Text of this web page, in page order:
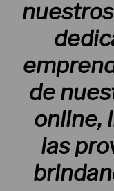
de
online,
las